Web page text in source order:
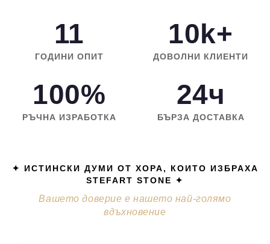
11
ГОДИНИ ОПИТ
10k+
ДОВОЛНИ КЛИЕНТИ
100%
РЪЧНА ИЗРАБОТКА
24ч
БЪРЗА ДОСТАВКА
✦ ИСТИНСКИ ДУМИ ОТ ХОРА, КОИТО ИЗБРАХА
STEFART STONE ✦
Вашето доверие е нашето най-голямо
вдъхновение